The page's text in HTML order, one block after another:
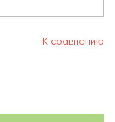
К сравнению